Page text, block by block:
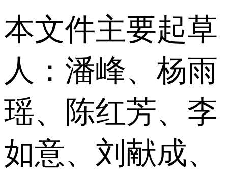
本文件主要起草
人：潘峰、杨雨
瑶、陈红芳、李
如意、刘献成、